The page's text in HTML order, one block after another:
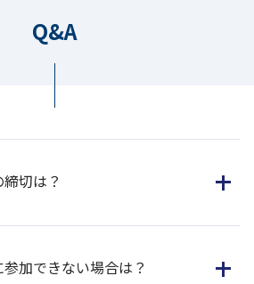
Q&A
切は？
加できない場合は？